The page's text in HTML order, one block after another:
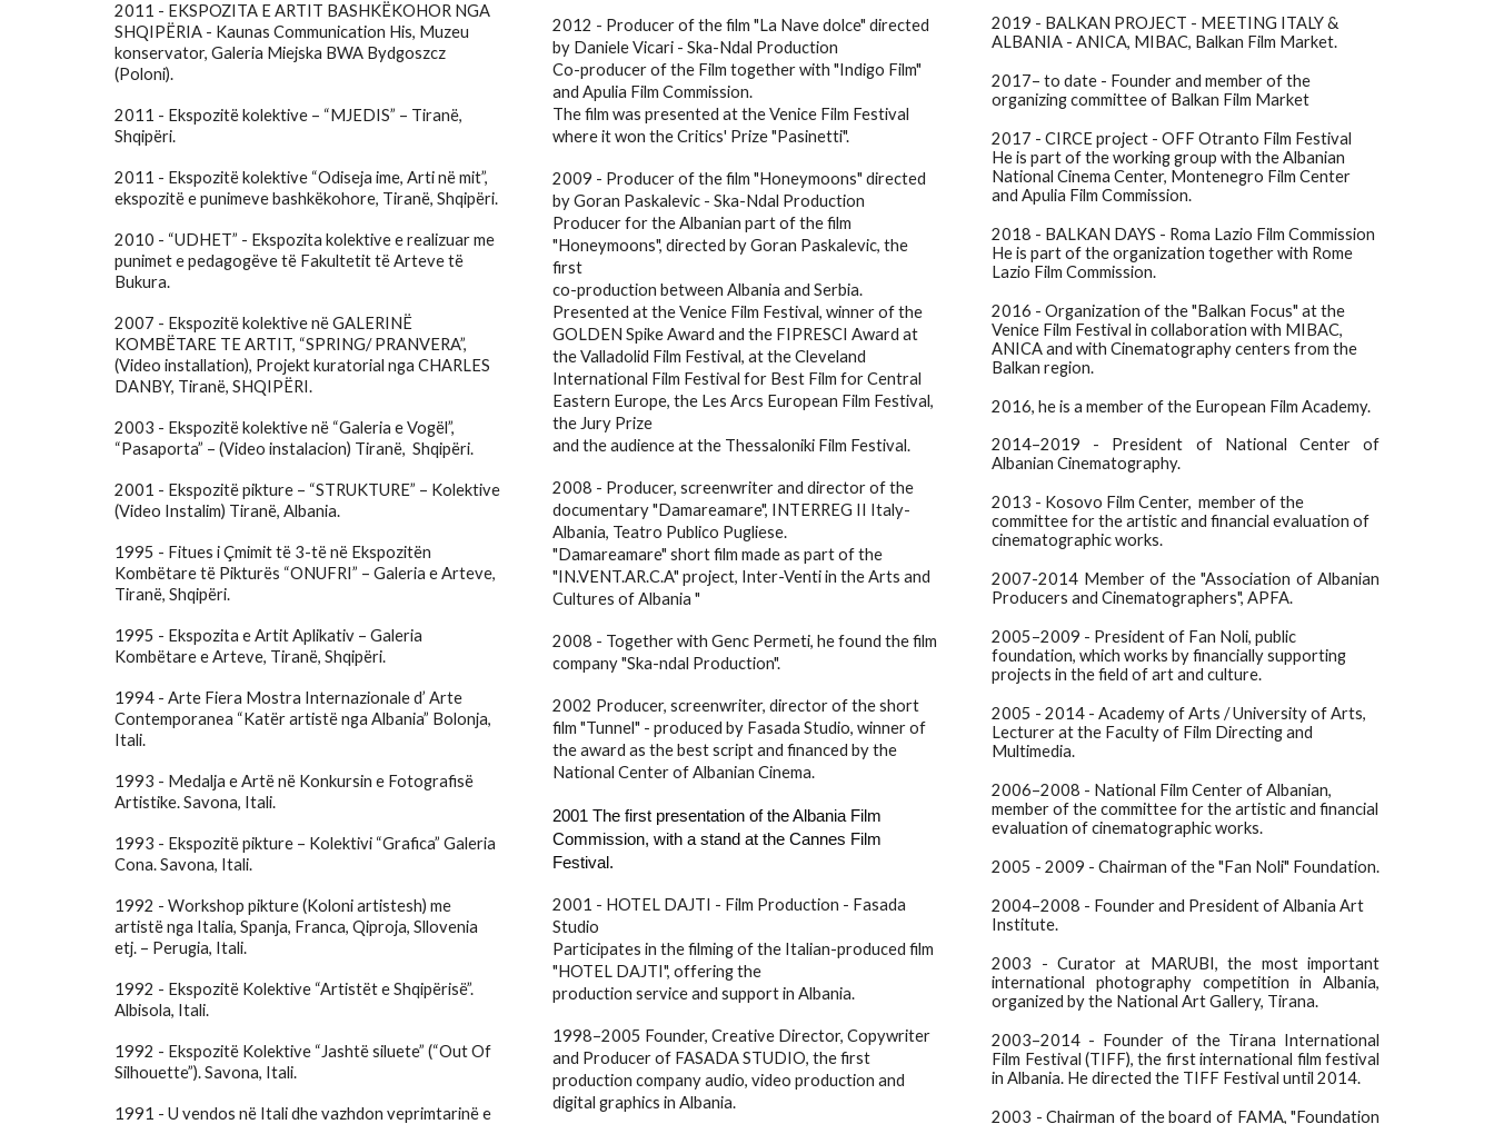
2011 - EKSPOZITA E ARTIT BASHKËKOHOR NGA
SHQIPËRIA - Kaunas Communication His, Muzeu
konservator, Galeria Miejska BWA Bydgoszcz
(Poloni).
2011 - Ekspozitë kolektive – “MJEDIS” – Tiranë,
Shqipëri.
2011 - Ekspozitë kolektive “Odiseja ime, Arti në mit”,
ekspozitë e punimeve bashkëkohore, Tiranë, Shqipëri.
2010 - “UDHET” - Ekspozita kolektive e realizuar me
punimet e pedagogëve të Fakultetit të Arteve të
Bukura.
2007 - Ekspozitë kolektive në GALERINË
KOMBËTARE TE ARTIT, “SPRING/ PRANVERA”,
(Video installation), Projekt kuratorial nga CHARLES
DANBY, Tiranë, SHQIPËRI.
2003 - Ekspozitë kolektive në “Galeria e Vogël”,
“Pasaporta” – (Video instalacion) Tiranë, Shqipëri.
2001 - Ekspozitë pikture – “STRUKTURE” – Kolektive
(Video Instalim) Tiranë, Albania.
1995 - Fitues i Çmimit të 3-të në Ekspozitën
Kombëtare të Pikturës “ONUFRI” – Galeria e Arteve,
Tiranë, Shqipëri.
1995 - Ekspozita e Artit Aplikativ – Galeria
Kombëtare e Arteve, Tiranë, Shqipëri.
1994 - Arte Fiera Mostra Internazionale d’ Arte
Contemporanea “Katër artistë nga Albania” Bolonja,
Itali.
1993 - Medalja e Artë në Konkursin e Fotografisë
Artistike. Savona, Itali.
1993 - Ekspozitë pikture – Kolektivi “Grafica” Galeria
Cona. Savona, Itali.
1992 - Workshop pikture (Koloni artistesh) me
artistë nga Italia, Spanja, Franca, Qiproja, Sllovenia
etj. – Perugia, Itali.
1992 - Ekspozitë Kolektive “Artistët e Shqipërisë”.
Albisola, Itali.
1992 - Ekspozitë Kolektive “Jashtë siluete” (“Out Of
Silhouette”). Savona, Itali.
1991 - U vendos në Itali dhe vazhdon veprimtarinë e
2012 - Producer of the film "La Nave dolce" directed
by Daniele Vicari - Ska-Ndal Production
Co-producer of the Film together with "Indigo Film"
and Apulia Film Commission.
The film was presented at the Venice Film Festival
where it won the Critics' Prize "Pasinetti".
2009 - Producer of the film "Honeymoons" directed
by Goran Paskalevic - Ska-Ndal Production
Producer for the Albanian part of the film
"Honeymoons", directed by Goran Paskalevic, the
first
co-production between Albania and Serbia.
Presented at the Venice Film Festival, winner of the
GOLDEN Spike Award and the FIPRESCI Award at
the Valladolid Film Festival, at the Cleveland
International Film Festival for Best Film for Central
Eastern Europe, the Les Arcs European Film Festival,
the Jury Prize
and the audience at the Thessaloniki Film Festival.
2008 - Producer, screenwriter and director of the
documentary "Damareamare", INTERREG II Italy-
Albania, Teatro Publico Pugliese.
"Damareamare" short film made as part of the
"IN.VENT.AR.C.A" project, Inter-Venti in the Arts and
Cultures of Albania "
2008 - Together with Genc Permeti, he found the film
company "Ska-ndal Production".
2002 Producer, screenwriter, director of the short
film "Tunnel" - produced by Fasada Studio, winner of
the award as the best script and financed by the
National Center of Albanian Cinema.
2001The first presentation of the Albania Film
Commission, with a stand at the Cannes Film
Festival.
2001 - HOTEL DAJTI - Film Production - Fasada
Studio
Participates in the filming of the Italian-produced film
"HOTEL DAJTI", offering the
production service and support in Albania.
1998–2005 Founder, Creative Director, Copywriter
and Producer of FASADA STUDIO, the first
production company audio, video production and
digital graphics in Albania.
2019 - BALKAN PROJECT - MEETING ITALY &
ALBANIA - ANICA, MIBAC, Balkan Film Market.
2017– to date - Founder and member of the
organizing committee of Balkan Film Market
2017 - CIRCE project - OFF Otranto Film Festival
He is part of the working group with the Albanian
National Cinema Center, Montenegro Film Center
and Apulia Film Commission.
2018 - BALKAN DAYS - Roma Lazio Film Commission
He is part of the organization together with Rome
Lazio Film Commission.
2016 - Organization of the "Balkan Focus" at the
Venice Film Festival in collaboration with MIBAC,
ANICA and with Cinematography centers from the
Balkan region.
2016, he is a member of the European Film Academy.
2014–2019 - President of National Center of
Albanian Cinematography.
2013 - Kosovo Film Center, member of the
committee for the artistic and financial evaluation of
cinematographic works.
2007-2014 Member of the "Association of Albanian
Producers and Cinematographers", APFA.
2005–2009 - President of Fan Noli, public
foundation, which works by financially supporting
projects in the field of art and culture.
2005 - 2014 - Academy of Arts / University of Arts,
Lecturer at the Faculty of Film Directing and
Multimedia.
2006–2008 - National Film Center of Albanian,
member of the committee for the artistic and financial
evaluation of cinematographic works.
2005 - 2009 - Chairman of the "Fan Noli" Foundation.
2004–2008 - Founder and President of Albania Art
Institute.
2003 - Curator at MARUBI, the most important
international photography competition in Albania,
organized by the National Art Gallery, Tirana.
2003–2014 - Founder of the Tirana International
Film Festival (TIFF), the first international film festival
in Albania. He directed the TIFF Festival until 2014.
2003 - Chairman of the board of FAMA, "Foundation